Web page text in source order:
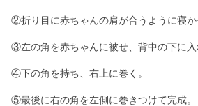
②折り目に赤ちゃんの肩が合うように寝か
③左の角を赤ちゃんに被せ、背中の下に入
④下の角を持ち、右上に巻く。
⑤最後に右の角を左側に巻きつけて完成。